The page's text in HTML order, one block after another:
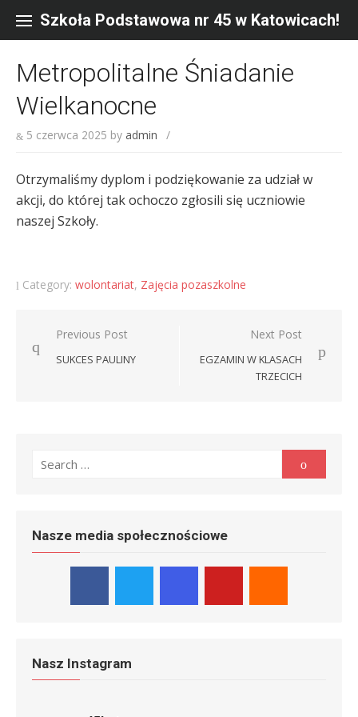
content
Szkoła Podstawowa nr 45 w Katowicach!
Metropolitalne Śniadanie
Wielkanocne
5 czerwca 2025 by admin /
Otrzymaliśmy dyplom i podziękowanie za udział w
akcji, do której tak ochoczo zgłosili się uczniowie
naszej Szkoły.
Category: wolontariat, Zajęcia pozaszkolne
Nawigacja
wpisu
Previous Post
SUKCES PAULINY
Next Post
EGZAMIN W KLASACH
TRZECICH
for:
Nasze media społecznościowe
Nasz Instagram